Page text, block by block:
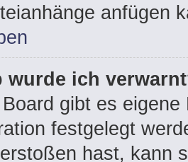
anfügen
wurde ich
gibt es
festgelegt
hast, kann